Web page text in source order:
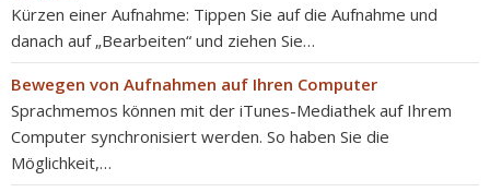
Kürzen einer Aufnahme: Tippen Sie auf die Aufnahme und
danach auf „Bearbeiten“ und ziehen Sie…
Bewegen von Aufnahmen auf Ihren Computer
Sprachmemos können mit der iTunes-Mediathek auf Ihrem
Computer synchronisiert werden. So haben Sie die
Möglichkeit,…